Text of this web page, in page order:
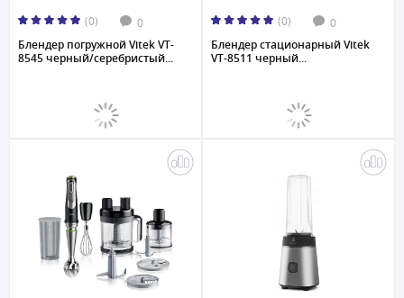
(0) 0
Блендер погружной Vitek VT-
8545 черный/серебристый...
(0) 0
Блендер стационарный Vitek
VT-8511 черный...